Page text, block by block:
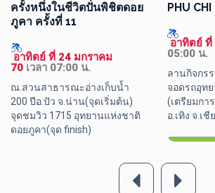
ครั้งหนึ่งในชีวิตปั่นพิชิตดอย
ภูคา ครั้งที่ 11
70 เวลา 07:00 น.
ณ.สวนสาธารณะอ่างเก็บน้ำ
200 ปีอ.ปัว จ.น่าน(จุดเริ่มต้น)
จุดชมวิว 1715 อุทยานแห่งชาติ
ดอยภูคา(จุด finish)
PHU
อาทิตย์ ที่
05:00 น.
ลานกิจกร
จอดรถอุท
(เตรียมกา
อ.เทิง จ.เชี